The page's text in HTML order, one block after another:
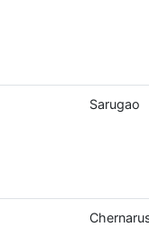
Sarugao